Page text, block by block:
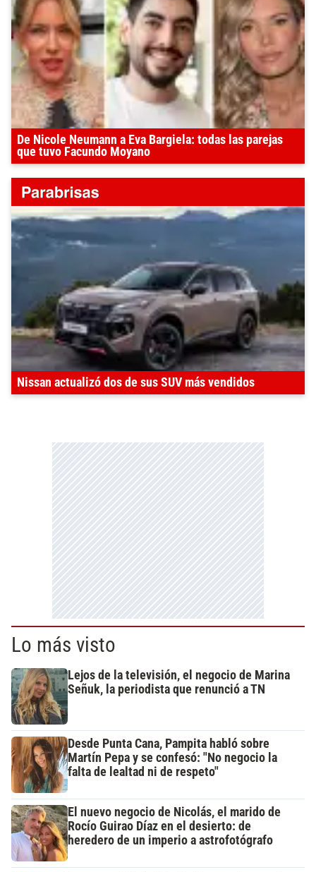
De Nicole Neumann a Eva Bargiela: todas las parejas
que tuvo Facundo Moyano
Nissan actualizó dos de sus SUV más vendidos
Lo más visto
Lejos de la televisión, el negocio de Marina
Señuk, la periodista que renunció a TN
Desde Punta Cana, Pampita habló sobre
Martín Pepa y se confesó: "No negocio la
falta de lealtad ni de respeto"
El nuevo negocio de Nicolás, el marido de
Rocío Guirao Díaz en el desierto: de
heredero de un imperio a astrofotógrafo